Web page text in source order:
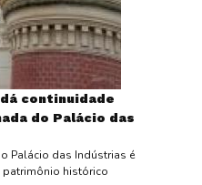
continuidade
do Palácio das
Palácio das Indústrias é
histórico